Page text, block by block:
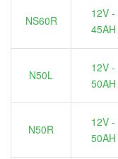
NS60R
12V -
45AH
N50L
12V -
50AH
N50R
12V -
50AH